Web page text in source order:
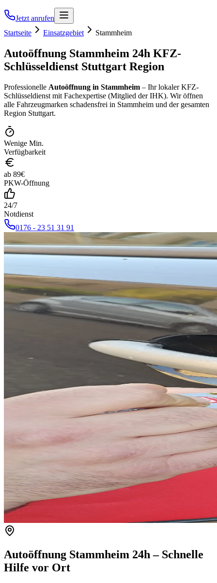
Jetzt anrufen
Startseite
Einsatzgebiet Stammheim
Autoöffnung Stammheim 24h KFZ-
Schlüsseldienst Stuttgart Region
Professionelle Autoöffnung in Stammheim – Ihr lokaler KFZ-
Schlüsseldienst mit Fachexpertise (Mitglied der IHK). Wir öffnen
alle Fahrzeugmarken schadensfrei in Stammheim und der gesamten
Region Stuttgart.
Wenige Min.
Verfügbarkeit
ab 89€
PKW-Öffnung
24/7
Notdienst
0176 - 23 51 31 91
Autoöffnung Stammheim 24h – Schnelle
Hilfe vor Ort